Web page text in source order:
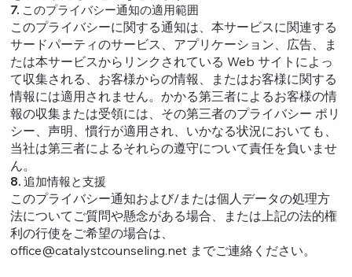
7. このプライバシー通知の適用範囲
このプライバシーに関する通知は、本サービスに関連する
サードパーティのサービス、アプリケーション、広告、ま
たは本サービスからリンクされている Web サイトによっ
て収集される、お客様からの情報、またはお客様に関する
情報には適用されません。かかる第三者によるお客様の情
報の収集または受領には、その第三者のプライバシー ポリ
シー、声明、慣行が適用され、いかなる状況においても、
当社は第三者によるそれらの遵守について責任を負いませ
ん。
8. 追加情報と支援
このプライバシー通知および/または個人データの処理方
法についてご質問や懸念がある場合、または上記の法的権
利の行使をご希望の場合は、
office@catalystcounseling.net までご連絡ください。